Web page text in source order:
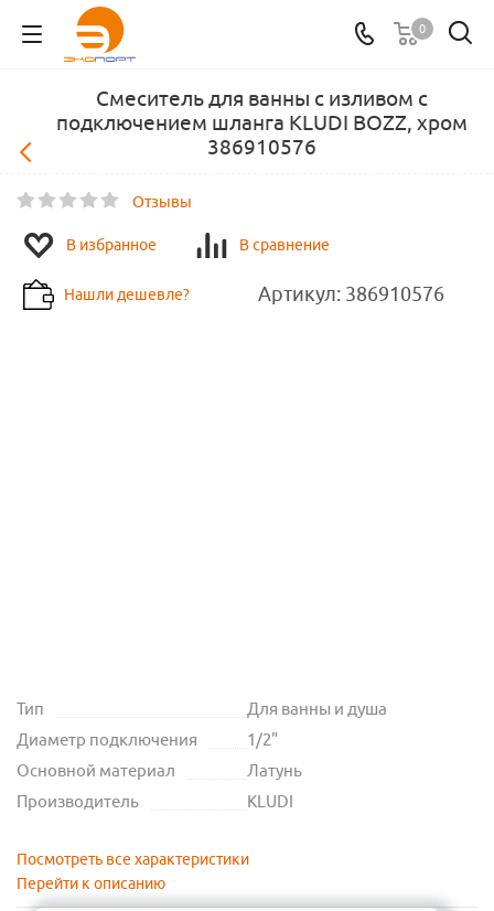
0
Смеситель для ванны с изливом с
подключением шланга KLUDI BOZZ, хром
386910576
Отзывы
В избранное В сравнение
Нашли дешевле? Артикул: 386910576
Тип
Для ванны и душа
Диаметр подключения
1/2"
Основной материал
Латунь
Производитель
KLUDI
Посмотреть все характеристики
Перейти к описанию